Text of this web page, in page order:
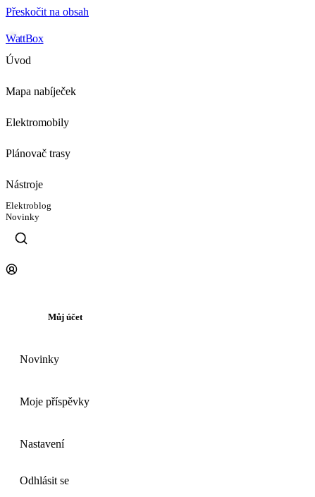
Přeskočit na obsah
WattBox
Úvod
Mapa nabíječek
Elektromobily
Plánovač trasy
Nástroje
Elektroblog
Novinky
Můj účet
Novinky
Moje příspěvky
Nastavení
Odhlásit se